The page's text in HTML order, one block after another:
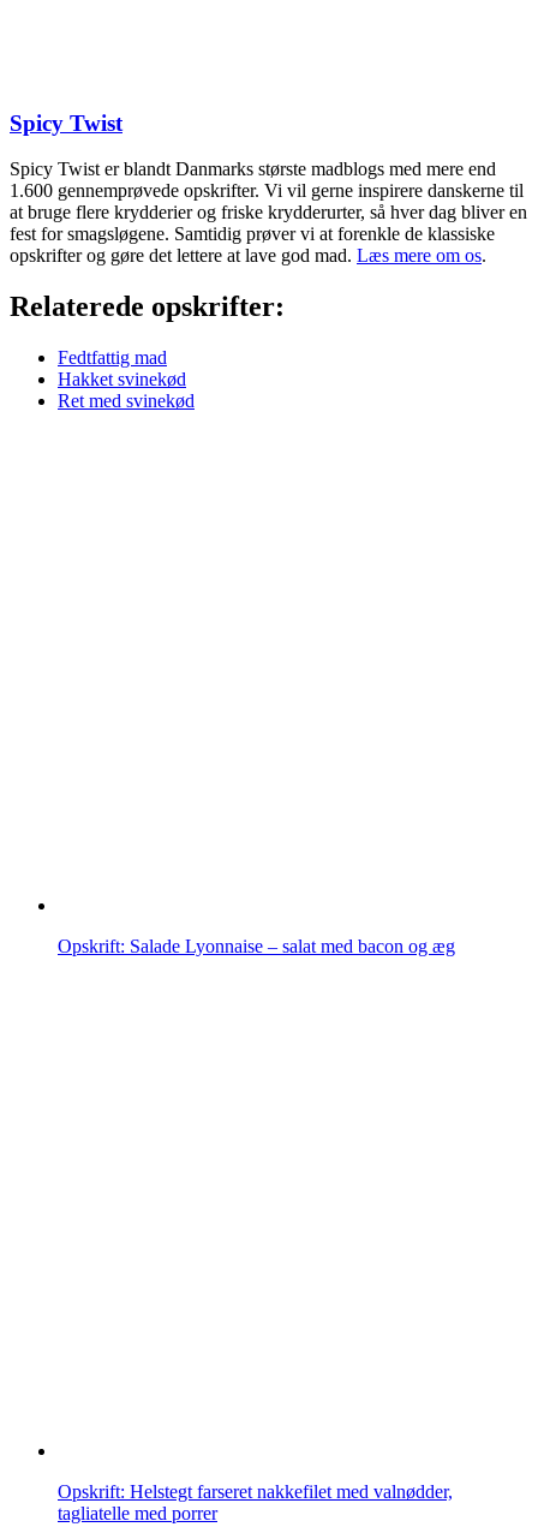
Spicy Twist
Spicy Twist er blandt Danmarks største madblogs med mere end
1.600 gennemprøvede opskrifter. Vi vil gerne inspirere danskerne til
at bruge flere krydderier og friske krydderurter, så hver dag bliver en
fest for smagsløgene. Samtidig prøver vi at forenkle de klassiske
opskrifter og gøre det lettere at lave god mad. Læs mere om os.
Relaterede opskrifter:
Fedtfattig mad
Hakket svinekød
Ret med svinekød
Opskrift: Salade Lyonnaise – salat med bacon og æg
Opskrift: Helstegt farseret nakkefilet med valnødder,
tagliatelle med porrer